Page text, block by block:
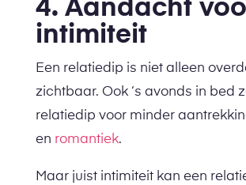
4. Aandacht
intimiteit
Een relatiedip is niet alleen
zichtbaar. Ook ‘s avonds in bed
relatiedip voor minder
en romantiek.
Maar juist intimiteit kan een